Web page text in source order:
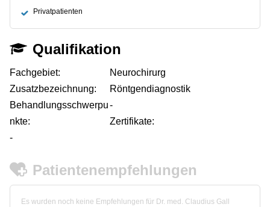
Privatpatienten
Qualifikation
Fachgebiet:
Neurochirurg
Zusatzbezeichnung:
Röntgendiagnostik
Behandlungsschwerpu
nkte:
-
Zertifikate:
-
Patientenempfehlungen
Es wurden noch keine Empfehlungen für Dr. med. Claudius Gall